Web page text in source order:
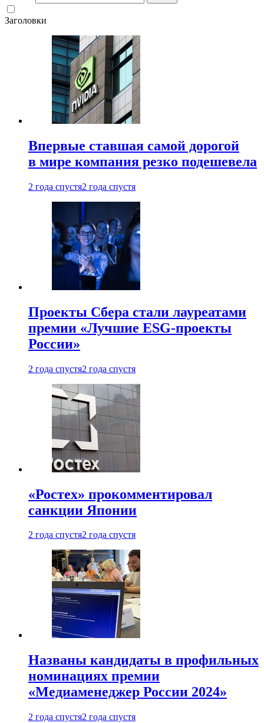
Заголовки
Впервые ставшая самой дорогой
в мире компания резко подешевела
2 года спустя2 года спустя
Проекты Сбера стали лауреатами
премии «Лучшие ESG-проекты
России»
2 года спустя2 года спустя
«Ростех» прокомментировал
санкции Японии
2 года спустя2 года спустя
Названы кандидаты в профильных
номинациях премии
«Медиаменеджер России 2024»
2 года спустя2 года спустя